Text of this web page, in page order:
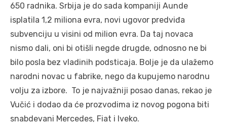
650 radnika. Srbija je do sada kompaniji Aunde
isplatila 1,2 miliona evra, novi ugovor predviđa
subvenciju u visini od milion evra. Da taj novaca
nismo dali, oni bi otišli negde drugde, odnosno ne bi
bilo posla bez vladinih podsticaja. Bolje je da ulažemo
narodni novac u fabrike, nego da kupujemo narodnu
volju za izbore. To je najvažniji posao danas, rekao je
Vučić i dodao da će prozvodima iz novog pogona biti
snabdevani Mercedes, Fiat i Iveko.